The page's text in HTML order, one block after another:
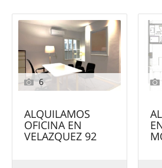
6
ALQUILAMOS
OFICINA EN
VELAZQUEZ 92